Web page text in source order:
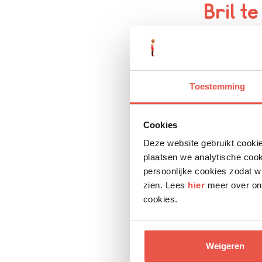
Toestemming
Cookies
Deze website gebruikt
plaatsen we analytische
persoonlijke cookies zodat
zien. Lees hier meer over
cookies.
Weigeren
Bril
worden niet
orthoptisten
bril alleen
oogsterkte